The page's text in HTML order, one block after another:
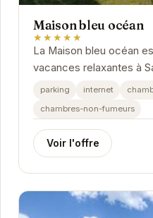
Maison bleu océan
★★★★★
La Maison bleu océan
vacances relaxantes à
Proche des plages et
parking internet
chambres-non-fumeurs
Voir l'offre